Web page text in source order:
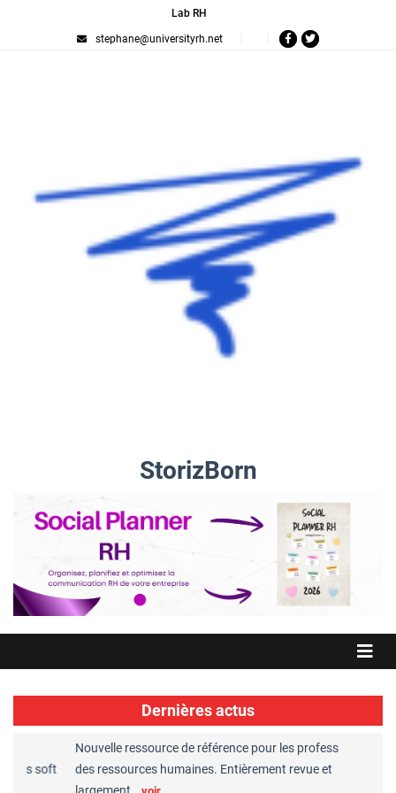
Lab RH
stephane@universityrh.net
StorizBorn
Dernières actus
soft
Nouvelle ressource de référence pour les professionnels
des ressources humaines. Entièrement revue et